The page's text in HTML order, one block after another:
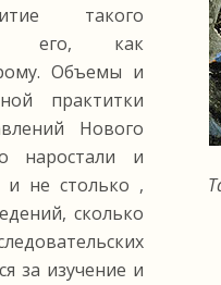
такого
его, как
Объемы и
практитки
Нового
наростали и
и не столько ,
сколько
за изучение и